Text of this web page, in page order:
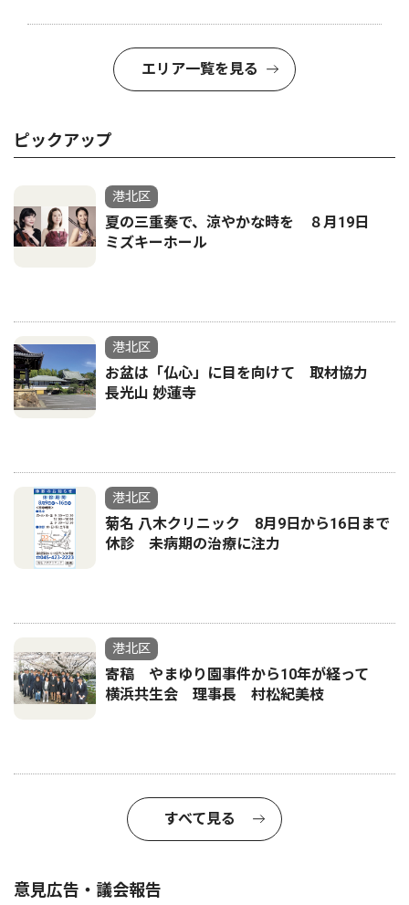
エリア一覧を見る
ピックアップ
港北区
夏の三重奏で、涼やかな時を ８月19日
ミズキーホール
港北区
お盆は「仏心」に目を向けて 取材協力
長光山 妙蓮寺
港北区
菊名 八木クリニック 8月9日から16日まで
休診 未病期の治療に注力
港北区
寄稿 やまゆり園事件から10年が経って
横浜共生会 理事長 村松紀美枝
すべて見る
意見広告・議会報告